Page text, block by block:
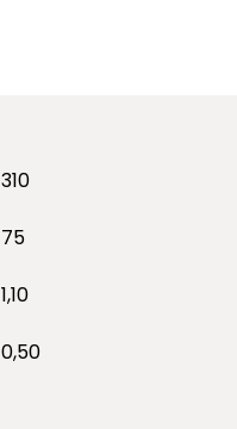
1,10
310
0,50
75